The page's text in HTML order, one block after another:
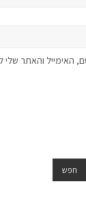
האימייל והאתר